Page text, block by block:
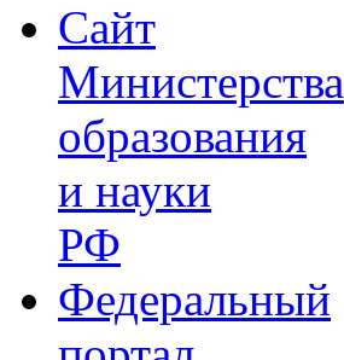
Сайт
Министерства
образования
и науки
РФ
Федеральный